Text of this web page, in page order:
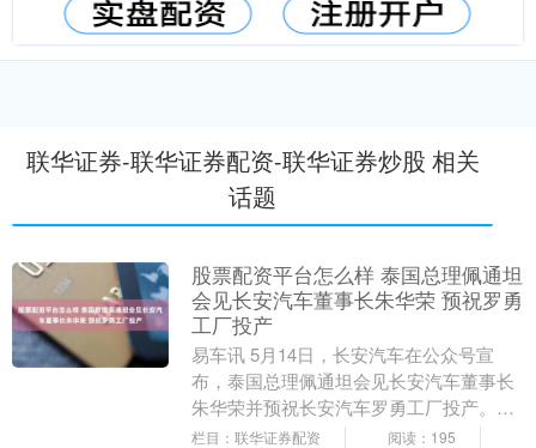
联华证券-联华证券配资-联华证券炒股 相关
话题
股票配资平台怎么样 泰国总理佩通坦
会见长安汽车董事长朱华荣 预祝罗勇
工厂投产
易车讯 5月14日，长安汽车在公众号宣
布，泰国总理佩通坦会见长安汽车董事长
朱华荣并预祝长安汽车罗勇工厂投产。据
了解，长安汽车罗勇工厂投产仪式暨全球
栏目：联华证券配资 阅读：195